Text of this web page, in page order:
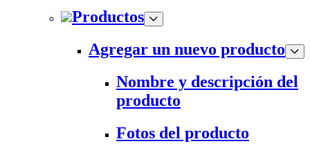
Productos
Agregar un nuevo producto
Nombre y descripción del
producto
Fotos del producto